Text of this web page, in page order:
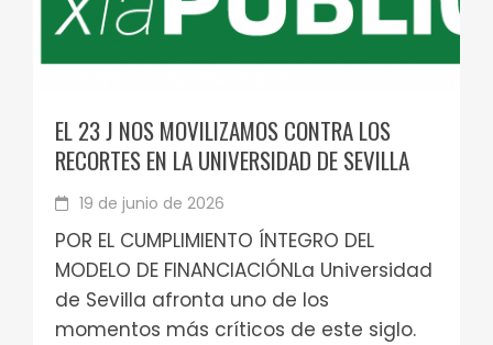
EL 23 J NOS MOVILIZAMOS CONTRA LOS
RECORTES EN LA UNIVERSIDAD DE SEVILLA
19 de junio de 2026
POR EL CUMPLIMIENTO ÍNTEGRO DEL
MODELO DE FINANCIACIÓNLa Universidad
de Sevilla afronta uno de los
momentos más críticos de este siglo.